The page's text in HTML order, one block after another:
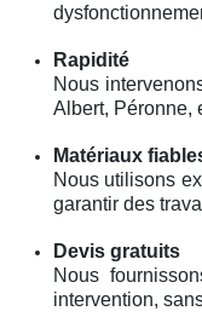
Rapidité
Nous
Albert, Péronne,
Matériaux
Nous utilisons
garantir des
Devis gratuits
Nous
intervention,